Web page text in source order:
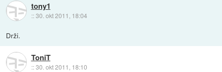
tony1
::30. okt 2011, 18:04
Drži.
ToniT
::30. okt 2011, 18:10